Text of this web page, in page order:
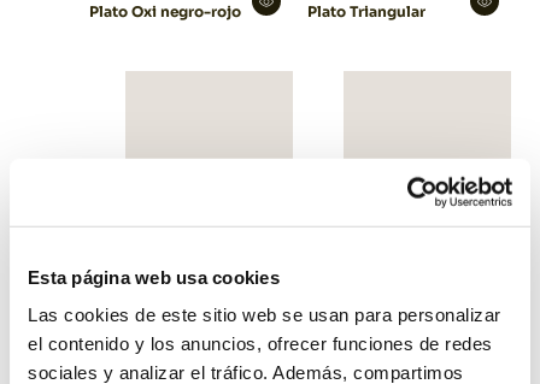
Esta página web usa cookies
Las cookies de este sitio web se usan para personalizar
el contenido y los anuncios, ofrecer funciones de redes
sociales y analizar el tráfico. Además, compartimos
Plato Oxi negro-rojo Plato Triangular